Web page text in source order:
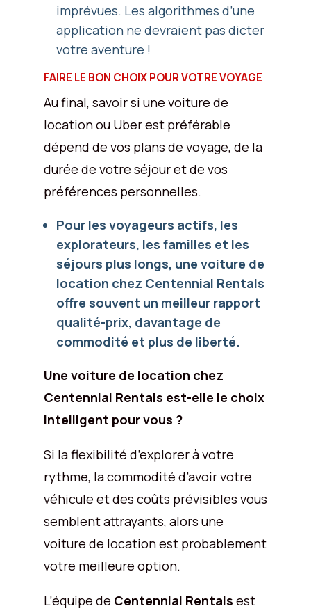
imprévues. Les algorithmes d’une
application ne devraient pas dicter
votre aventure !
FAIRE LE BON CHOIX POUR VOTRE VOYAGE
Au final, savoir si une voiture de
location ou Uber est préférable
dépend de vos plans de voyage, de la
durée de votre séjour et de vos
préférences personnelles.
Pour les voyageurs actifs, les
explorateurs, les familles et les
séjours plus longs, une voiture de
location chez Centennial Rentals
offre souvent un meilleur rapport
qualité-prix, davantage de
commodité et plus de liberté.
Une voiture de location chez
Centennial Rentals est-elle le choix
intelligent pour vous ?
Si la flexibilité d’explorer à votre
rythme, la commodité d’avoir votre
véhicule et des coûts prévisibles vous
semblent attrayants, alors une
voiture de location est probablement
votre meilleure option.
L’équipe de Centennial Rentals est